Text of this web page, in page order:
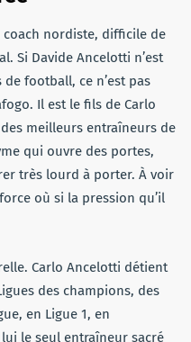
coach nordiste, difficile de
Si Davide Ancelotti n’est
football, ce n’est pas
Il est le fils de Carlo
meilleurs entraîneurs de
qui ouvre des portes,
très lourd à porter. À voir
où si la pression qu’il
Carlo Ancelotti détient
des champions, des
en Ligue 1, en
le seul entraîneur sacré